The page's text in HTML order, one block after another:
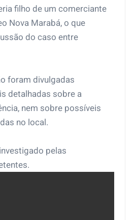
filho de um comerciante
Nova Marabá, o que
do caso entre
foram divulgadas
detalhadas sobre a
nem sobre possíveis
no local.
pelas